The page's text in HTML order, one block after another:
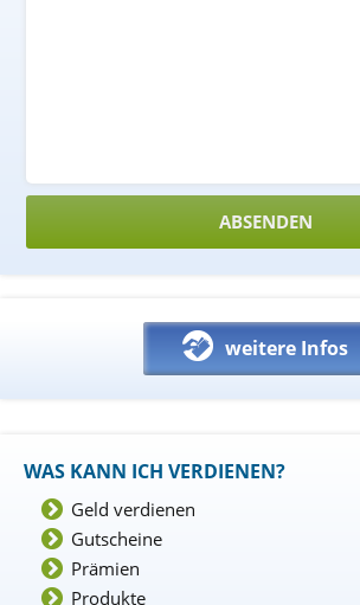
weitere Infos
WAS KANN ICH VERDIENEN?
Geld verdienen
Gutscheine
Prämien
Produkte